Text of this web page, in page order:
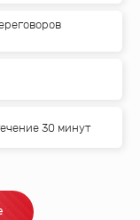
30 минут